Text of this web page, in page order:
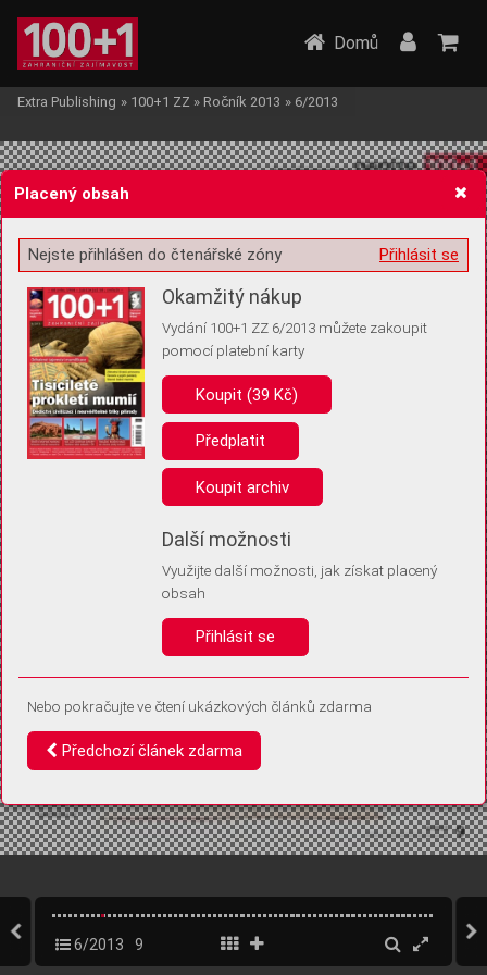
Žádost o souhlas s ukládáním volitelných informací
Pro základní fungování webu nepotřebujeme ukládat žádné informace
(tzv. cookies apod.). Rádi bychom vás ale požádali o souhlas s
uložením volitelných informací:
Anonymní unikátní ID
Díky němu příště poznáme, že se jedná o stejné zařízení, a
Identifikátor je zcela anonymní.
Vaše souhlasy a odmítnutí si ukládáme do vašeho zařízení, abychom se
vás už příště znovu neptali. Můžete je kdykoli později upravit ve Správě
Domů
Extra Publishing » 100+1 ZZ » Ročník 2013 » 6/2013
6/2013 9
Placený obsah
Přihlásit se
Nejste přihlášen do čtenářské zóny
Okamžitý nákup
Vydání 100+1 ZZ 6/2013 můžete zakoupit
pomocí platební karty
Koupit (39 Kč)
Předplatit
Koupit archiv
Další možnosti
Využijte další možnosti, jak získat placený
obsah
Přihlásit se
Nebo pokračujte ve čtení ukázkových článků zdarma
Předchozí článek zdarma